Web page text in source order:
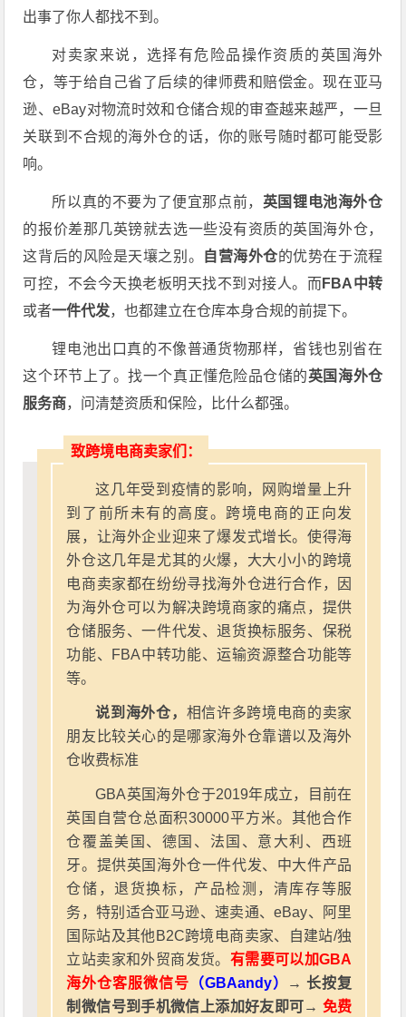
出事了你人都找不到。
对卖家来说，选择有危险品操作资质的英国海外
仓，等于给自己省了后续的律师费和赔偿金。现在亚马
逊、eBay对物流时效和仓储合规的审查越来越严，一旦
关联到不合规的海外仓的话，你的账号随时都可能受影
响。
所以真的不要为了便宜那点前， 英国锂电池海外仓
的报价差那几英镑就去选一些没有资质的英国海外仓，
这背后的风险是天壤之别。
自营海外仓的优势在于流程
可控，不会今天换老板明天找不到对接人。而 FBA中转
或者一件代发，也都建立在仓库本身合规的前提下。
锂电池出口真的不像普通货物那样，省钱也别省在
这个环节上了。找一个真正懂危险品仓储的英国海外仓
服务商，问清楚资质和保险，比什么都强。
致跨境电商卖家们：
这几年受到疫情的影响，网购增量上升
到了前所未有的高度。跨境电商的正向发
展，让海外企业迎来了爆发式增长。使得海
外仓这几年是尤其的火爆，大大小小的跨境
电商卖家都在纷纷寻找海外仓进行合作，因
为海外仓可以为解决跨境商家的痛点，提供
仓储服务、一件代发、退货换标服务、保税
功能、FBA中转功能、运输资源整合功能等
等。
说到海外仓， 相信许多跨境电商的卖家
朋友比较关心的是哪家海外仓靠谱以及海外
仓收费标准
GBA英国海外仓于2019年成立，目前在
英国自营仓总面积30000平方米。其他合作
仓覆盖美国、德国、法国、意大利、西班
牙。提供英国海外仓一件代发、中大件产品
仓储，退货换标，产品检测，清库存等服
务，特别适合亚马逊、速卖通、eBay、阿里
国际站及其他B2C跨境电商卖家、自建站/独
立站卖家和外贸商发货。 有需要可以加GBA
海外仓客服微信号 （GBAandy）
→ 长按复
制微信号到手机微信上添加好友即可→ 免费